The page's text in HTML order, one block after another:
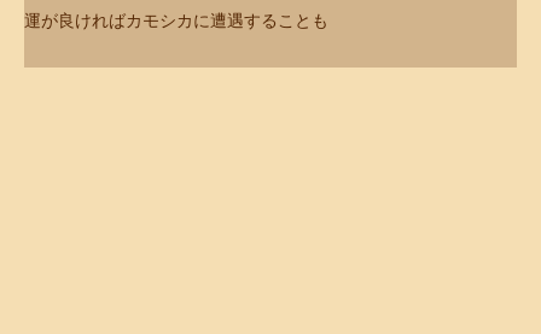
運が良ければカモシカに遭遇することも